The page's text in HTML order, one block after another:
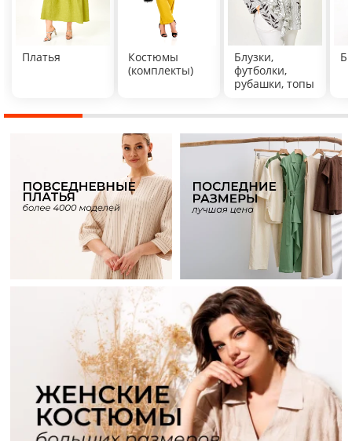
Платья
Костюмы
(комплекты)
Блузки,
футболки,
рубашки, топы